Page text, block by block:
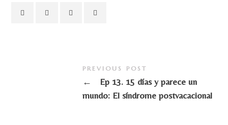
PREVIOUS POST
←
Ep 13. 15 días y parece un
mundo: El síndrome postvacacional